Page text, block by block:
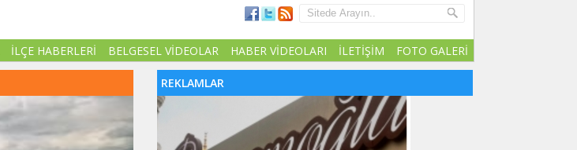
İLÇE HABERLERİ BELGESEL VİDEOLAR HABER VİDEOLARI İLETİŞİM FOTO GALERİ
REKLAMLAR